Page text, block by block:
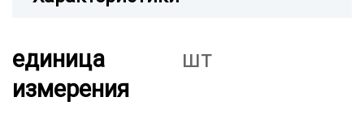
единица
измерения
шт